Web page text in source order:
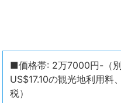
■価格帯: 2万7000円-（
US$17.10の観光地利用
税）